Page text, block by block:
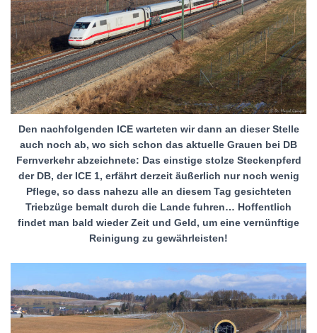
Den nachfolgenden ICE warteten wir dann an dieser Stelle
auch noch ab, wo sich schon das aktuelle Grauen bei DB
Fernverkehr abzeichnete: Das einstige stolze Steckenpferd
der DB, der ICE 1, erfährt derzeit äußerlich nur noch wenig
Pflege, so dass nahezu alle an diesem Tag gesichteten
Triebzüge bemalt durch die Lande fuhren… Hoffentlich
findet man bald wieder Zeit und Geld, um eine vernünftige
Reinigung zu gewährleisten!